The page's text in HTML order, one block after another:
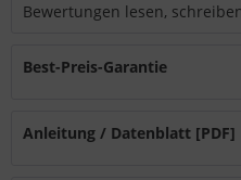
Bewertungen lesen,
Best-Preis-Garantie
Anleitung / Datenblatt [PDF]